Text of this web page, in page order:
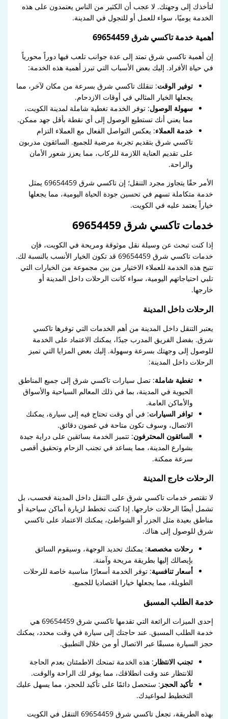
لتأخذك إلى وجهتك. لا عجب أن الكثير من الناس يعتمدون على هذه
الخدمة يوميًا، سواء للعمل أو للتجول في المدينة.
أهمية خدمة تاكسي شرق 69654459
إن أهمية تاكسي شرق تمتد إلى عدة جوانب تلعب فيها دوراً محورياً
في حياة الأفراد. إليك بعض الأسباب التي تبرز أهمية هذه الخدمة:
توفير الوقت: تنقلك تاكسي شرق بسرعة من مكان لآخر، مما
يجعلها الخيار المثالي في أوقات الازدحام.
سهولة الوصول: توفر الخدمة تغطية شاملة لمدينة الكويت،
مما يعني أنك تستطيع الوصول إلى أي نقطة بأقل جهد ممكن.
خدمة العملاء: يعكس التواصل الفعال مع العملاء التزام
تاكسي شرق بتقديم تجربة مرضية للجميع. السائقون مدربون
على تقديم العناية اللازمة للركاب، مما يعزز شعور الأمان
والراحة.
الأمر حقًا يتجاوز مجرد التنقل؛ إن تاكسي شرق 69654459 يمثل
خدمة متكاملة تسهم في تحسين جودة الحياة اليومية، مما يجعلها
خياراً يعتمد عليه في الكويت.
خدمات تاكسي شرق 69654459
إذا كنت تبحث عن وسيلة نقل موثوقة ومريحة في الكويت، فإن
خدمات تاكسي شرق 69654459 قد تكون الخيار الأنسب بالنسبة لك.
تتيح هذه الخدمة للعملاء الاختيار من بين مجموعة من الخيارات التي
تلبي احتياجاتهم اليومية، سواء كانت الرحلات داخل المدينة أو
خارجها.
الرحلات داخل المدينة
يعتبر التنقل داخل المدينة من أهم الخدمات التي توفرها تاكسي
شرق. بفضل الفريق المدرب جيدًا، يمكنك الاعتماد على الخدمة
للوصول إلى وجهتك بسرعة وسهولة. إليك بعض المزايا التي تميز
الرحلات داخل المدينة:
تغطية شاملة: تصل سيارات تاكسي شرق إلى جميع المناطق
الحيوية في المدينة، بما في ذلك المعالم السياحية والأسواق
والأماكن العامة.
توافر السيارات: في أي وقت تحتاج فيه إلى سيارة، يمكنك
الاتصال، وسوف تكون متاحة في غضون دقائق.
السائقون المحترفون: تتميز الخدمة بسائقين على دراية جيدة
بشوارع المدينة، مما يساعد في تجنب الزحام وتحقيق أقصى
سرعة ممكنة.
الرحلات خارج المدينة
لا تقتصر خدمات تاكسي شرق على التنقل داخل المدينة فحسب، بل
تشمل أيضًا الرحلات خارجها. إذا كنت تخطط لزيارة أماكن سياحية أو
مناطق بعيدة مثل الجزر أو الشواطئ، يمكنك الاعتماد على تاكسي
شرق للوصول إلى هناك.
رحلات مخصصة: يمكنك تحديد الوجهة، وسيقوم السائق
بإيصالك إليها بطريقة مريحة وآمنة.
أسعار تنافسية: توفر الخدمة أسعارًا مناسبة خاصة للرحلات
الطويلة، مما يجعلها خيارا اقتصاديا للجميع.
خدمة الطلب المسبق
إحدى الميزات الرائعة التي تقدمها تاكسي شرق 69654459 هي
خدمة الطلب المسبق. عند حاجتك إلى سيارة في وقت محدد، يمكنك
حجز السيارة مسبقًا عبر الاتصال أو من خلال التطبيق.
تجنب الانتظار : هذه الخدمة تمنحك الاطمئنان بعدم الحاجة
للانتظار عند وقت انطلاقك، مما يوفر لك الراحة والوقت.
تأكيد الحجز : ستحصل دائمًا على تأكيد للحجز، مما يسهل عليك
التخطيط لمواعيدك.
بهذه الطريقة، تجعل تاكسي شرق 69654459 التنقل في الكويت